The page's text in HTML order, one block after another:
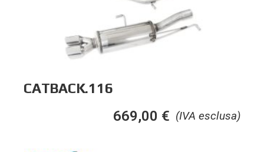
CATBACK.116
(IVA esclusa)
669,00 €